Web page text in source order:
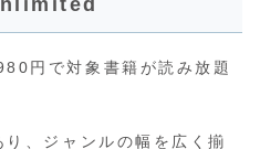
円で対象書籍が読み放題
、ジャンルの幅を広く揃